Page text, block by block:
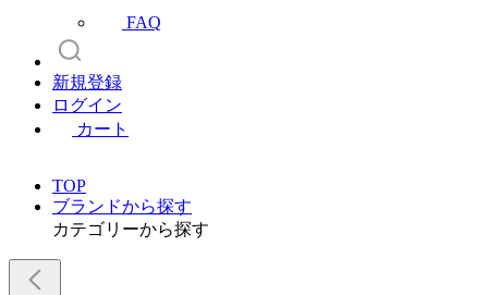
FAQ
新規登録
ログイン
カート
TOP
ブランドから探す
カテゴリーから探す